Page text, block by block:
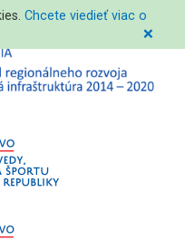
Chcete viedieť viac o
❌